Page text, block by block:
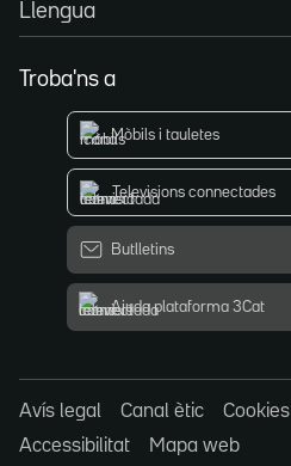
Llengua
Troba'ns a
Mòbils i tauletes
Televisions connectades
Butlletins
Ajuda plataforma 3Cat
Avís legal Canal ètic Cookies
Accessibilitat
Mapa web